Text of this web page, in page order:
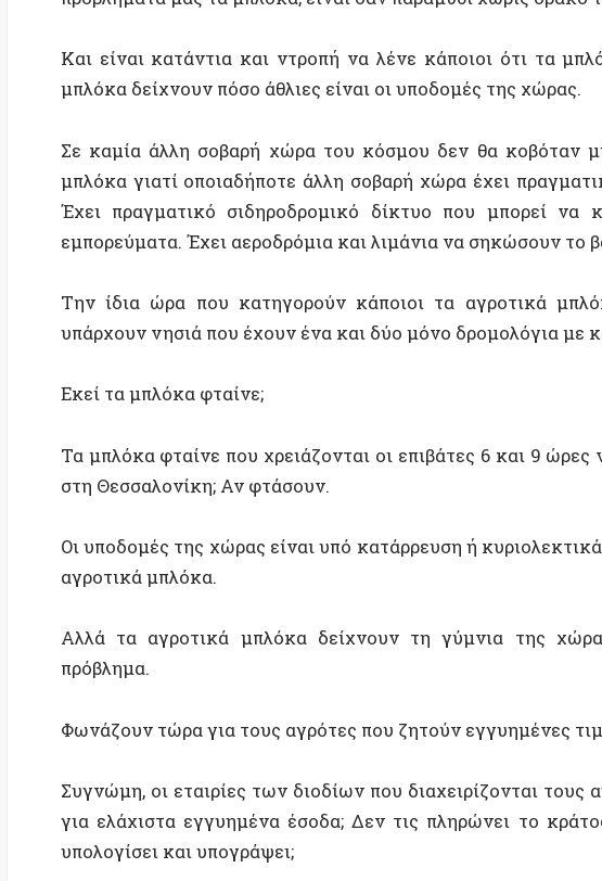
Έχει πραγματικό σιδηροδρομικό δίκτυο που μπορεί να κάνει
Την ίδια ώρα που κατηγορούν κάποιοι τα αγροτικά μπλόκα
Εκεί τα μπλόκα φταίνε;
Τα μπλόκα φταίνε που χρειάζονται οι επιβάτες 6 και 9 ώρες να
Οι υποδομές της χώρας είναι υπό κατάρρευση ή κυριολεκτικά
αγροτικά μπλόκα.
Αλλά τα αγροτικά μπλόκα δείχνουν τη γύμνια της χώρας και
Φωνάζουν τώρα για τους αγρότες που ζητούν εγγυημένες τιμές για
Συγνώμη, οι εταιρίες των διοδίων που διαχειρίζονται τους
για ελάχιστα εγγυημένα έσοδα; Δεν τις πληρώνει το κράτος
Το κράτος με τα λεφτά μας έχει πληρώσει πάρα πολλές φορές την
δρομολόγια στα νησιά για να συνεχίσουν να τα κάνουν.
Το κράτος έχει πληρώσει τόσες φορές την κερδοφορία
πτήσεις.